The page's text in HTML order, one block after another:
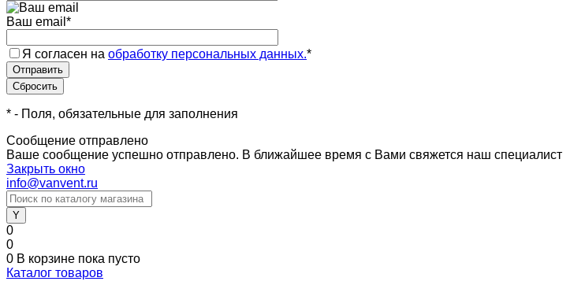
Ваш email *
Я согласен на обработку персональных данных.*
* - Поля, обязательные для заполнения
Сообщение отправлено
Ваше сообщение успешно отправлено. В ближайшее время с Вами свяжется наш специалист
Закрыть окно
info@vanvent.ru
0
0
0 В корзине пока пусто
Каталог товаров